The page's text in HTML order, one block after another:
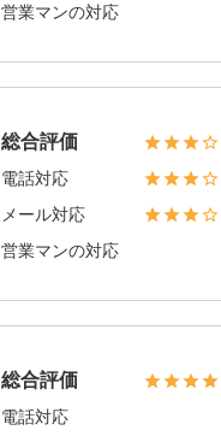
営業マンの対応
総合評価
電話対応
メール対応
営業マンの対応
総合評価
電話対応